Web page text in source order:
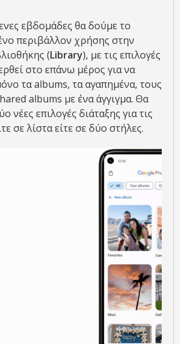
εβδομάδες θα δούμε το
περιβάλλον χρήσης στην
(Library), με τις επιλογές
στο επάνω μέρος για να
τα albums, τα αγαπημένα, τους
albums με ένα άγγιγμα. Θα
νέες επιλογές διάταξης για τις
σε λίστα είτε σε δύο στήλες.